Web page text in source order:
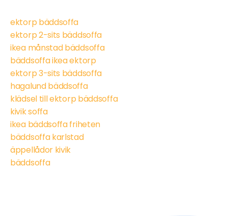
ektorp bäddsoffa
ektorp 2-sits bäddsoffa
ikea månstad bäddsoffa
bäddsoffa ikea ektorp
ektorp 3-sits bäddsoffa
hagalund bäddsoffa
klädsel till ektorp bäddsoffa
kivik soffa
ikea bäddsoffa friheten
bäddsoffa karlstad
äppellådor kivik
bäddsoffa